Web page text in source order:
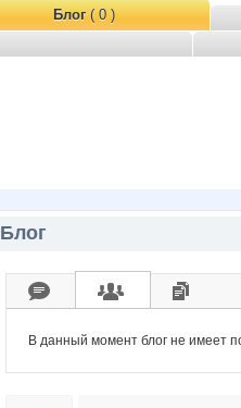
Блог( 0 )
Блог
В данный момент блог не имеет